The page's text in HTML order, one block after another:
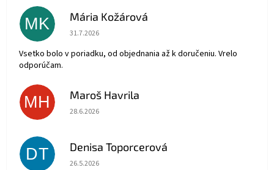
MK Mária Kožárová
Hodnotenie obchodu je 5 z 5 hviezdičiek.
31.7.2026
Vsetko bolo v poriadku, od objednania až k doručeniu. Vrelo
odporúčam.
MH Maroš Havrila
Hodnotenie obchodu je 5 z 5 hviezdičiek.
28.6.2026
DT Denisa Toporcerová
Hodnotenie obchodu je 5 z 5 hviezdičiek.
26.5.2026